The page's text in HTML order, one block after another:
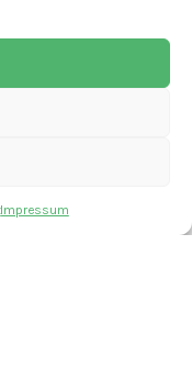
Impressum